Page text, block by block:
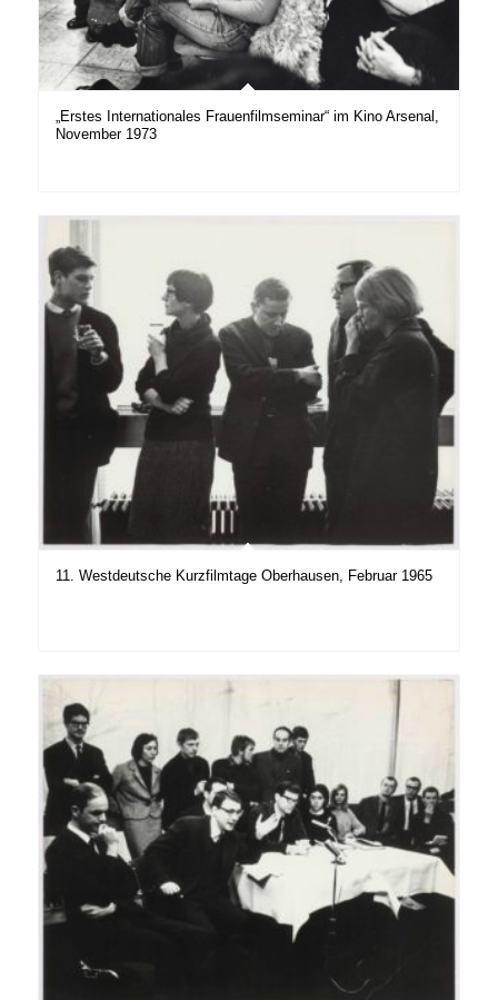
„Erstes Internationales Frauenfilmseminar“ im Kino Arsenal,
November 1973
11. Westdeutsche Kurzfilmtage Oberhausen, Februar 1965